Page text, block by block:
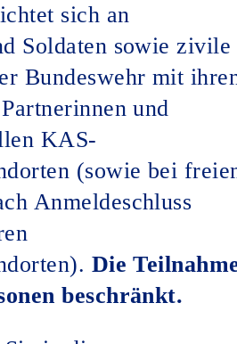
sich an
Soldaten sowie zivile
Bundeswehr mit
und
KAS-
(sowie bei
Anmeldeschluss
Die
beschränkt.